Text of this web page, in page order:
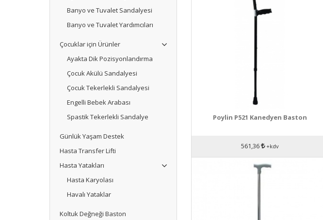
Banyo ve Tuvalet Sandalyesi
Banyo ve Tuvalet Yardımcıları
Çocuklar için Ürünler
Ayakta Dik Pozisyonlandırma
Çocuk Akülü Sandalyesi
Çocuk Tekerlekli Sandalyesi
Engelli Bebek Arabası
Spastik Tekerlekli Sandalye
Günlük Yaşam Destek
Hasta Transfer Lifti
Hasta Yatakları
Hasta Karyolası
Havalı Yataklar
Koltuk Değneği Baston
Poylin P521 Kanedyen Baston
561,36 +kdv